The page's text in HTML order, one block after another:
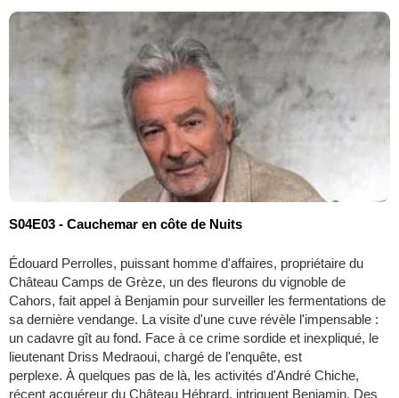
S04E03 - Cauchemar en côte de Nuits
Édouard Perrolles, puissant homme d'affaires, propriétaire du
Château Camps de Grèze, un des fleurons du vignoble de
Cahors, fait appel à Benjamin pour surveiller les fermentations de
sa dernière vendange. La visite d'une cuve révèle l'impensable :
un cadavre gît au fond. Face à ce crime sordide et inexpliqué, le
lieutenant Driss Medraoui, chargé de l'enquête, est
perplexe. À quelques pas de là, les activités d'André Chiche,
récent acquéreur du Château Hébrard, intriguent Benjamin. Des